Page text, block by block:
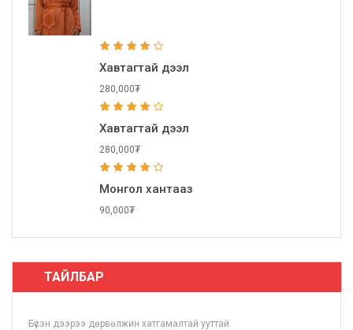
Хавтагтай дээл
280,000₮
Хавтагтай дээл
280,000₮
Монгол хантааз
90,000₮
ТАЙЛБАР
Бүсэн дээрээ дөрвөлжин хатгамалтай ууттай.